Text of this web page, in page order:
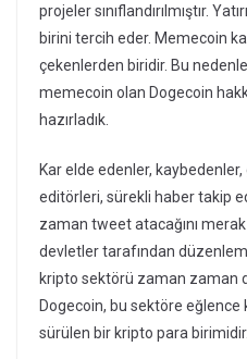
projeler sınıflandırılmıştır.
birini tercih eder. Memecoin
çekenlerden biridir. Bu
memecoin olan Dogecoin
hazırladık.
Kar elde edenler,
editörleri, sürekli haber takip
zaman tweet atacağını
devletler tarafından
kripto sektörü zaman zaman
Dogecoin, bu sektöre eğlence
sürülen bir kripto para birimidir.